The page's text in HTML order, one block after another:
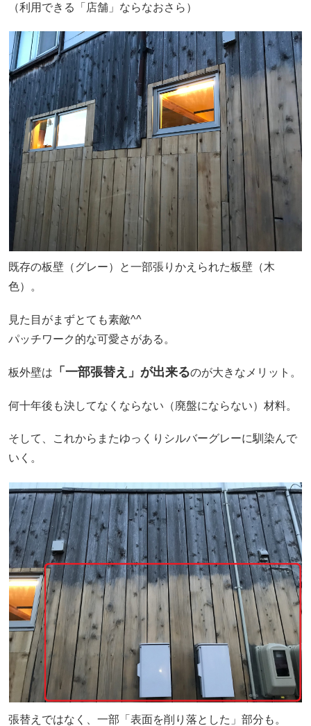
（利用できる「店舗」ならなおさら）
既存の板壁（グレー）と一部張りかえられた板壁（木
色）。
見た目がまずとても素敵^^
パッチワーク的な可愛さがある。
板外壁は 「一部張替え」が出来るのが大きなメリット。
何十年後も決してなくならない（廃盤にならない）材料。
そして、これからまたゆっくりシルバーグレーに馴染んで
いく。
張替えではなく、一部「表面を削り落とした」部分も。